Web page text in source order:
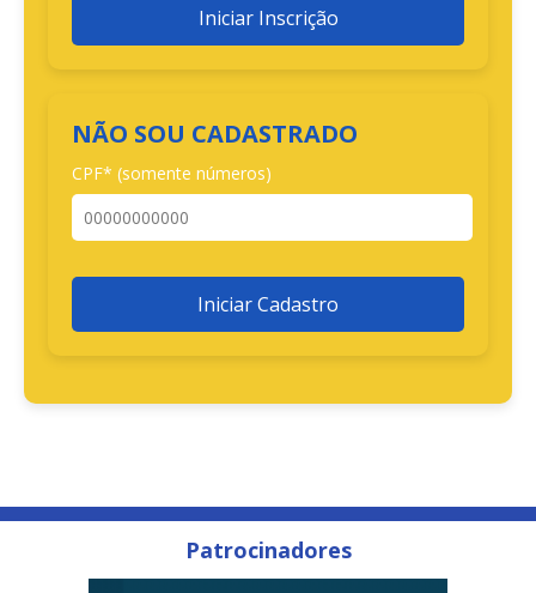
Iniciar Inscrição
NÃO SOU CADASTRADO
CPF* (somente números)
Iniciar Cadastro
Patrocinadores